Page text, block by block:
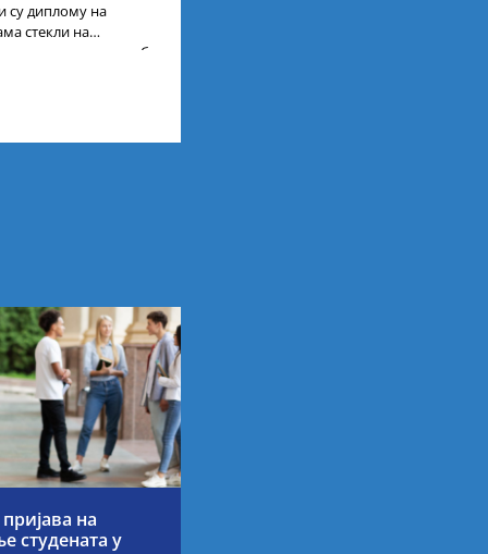
су диплому на
стекли на
да, како би
на
студената у